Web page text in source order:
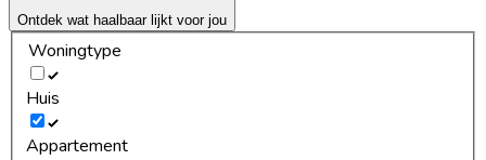
Ontdek wat haalbaar lijkt voor jou
Woningtype
Huis
Appartement